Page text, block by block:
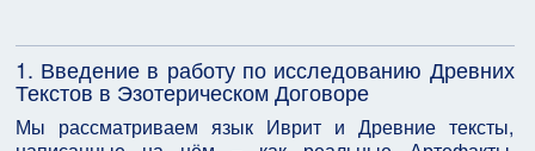
1. Введение в работу по исследованию Древних
Текстов в Эзотерическом Договоре
Мы рассматриваем язык Иврит и Древние тексты,